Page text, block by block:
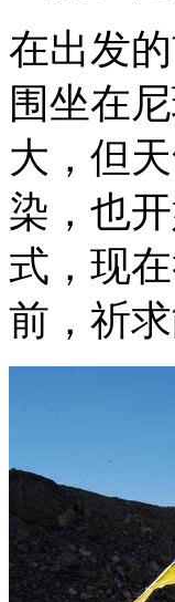
在出发
围坐在
大，但
染，也
式，现
前，祈求